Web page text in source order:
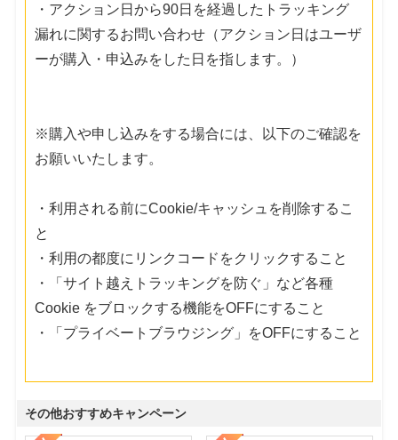
・アクション日から90日を経過したトラッキング
漏れに関するお問い合わせ（アクション日はユーザ
ーが購入・申込みをした日を指します。）
※購入や申し込みをする場合には、以下のご確認を
お願いいたします。
・利用される前にCookie/キャッシュを削除するこ
と
・利用の都度にリンクコードをクリックすること
・「サイト越えトラッキングを防ぐ」など各種
Cookie をブロックする機能をOFFにすること
・「プライベートブラウジング」をOFFにすること
その他おすすめキャンペーン